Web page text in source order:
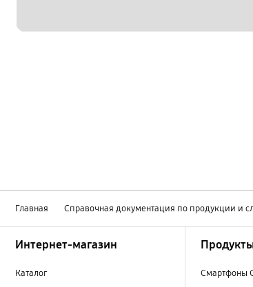
Главная Справочная документация по продукции и
Интернет-магазин
Каталог
Смартфоны